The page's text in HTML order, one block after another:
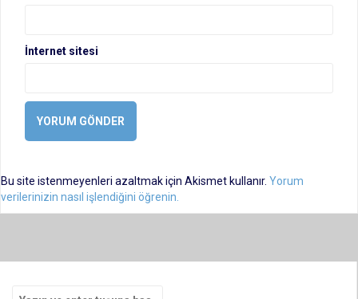
İnternet sitesi
Bu site istenmeyenleri azaltmak için Akismet kullanır. Yorum
verilerinizin nasıl işlendiğini öğrenin.